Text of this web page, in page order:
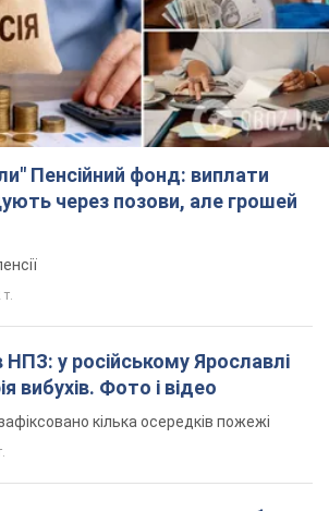
Пенсійний фонд: виплати
через позови, але грошей
у російському Ярославлі
вибухів. Фото і відео
кілька осередків пожежі